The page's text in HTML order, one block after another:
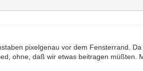
pixelgenau vor dem Fensterrand.
ohne, daß wir etwas beitragen müßten.